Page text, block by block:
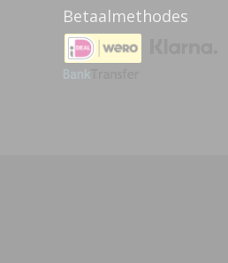
Betaalmethodes